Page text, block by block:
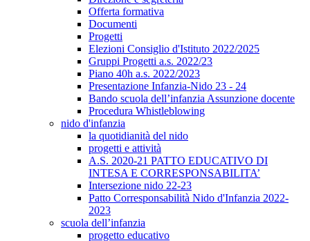
Offerta formativa
Documenti
Progetti
Elezioni Consiglio d'Istituto 2022/2025
Gruppi Progetti a.s. 2022/23
Piano 40h a.s. 2022/2023
Presentazione Infanzia-Nido 23 - 24
Bando scuola dell’infanzia Assunzione docente
Procedura Whistleblowing
nido d'infanzia
la quotidianità del nido
progetti e attività
A.S. 2020-21 PATTO EDUCATIVO DI
INTESA E CORRESPONSABILITA’
Intersezione nido 22-23
Patto Corresponsabilità Nido d'Infanzia 2022-
2023
scuola dell’infanzia
progetto educativo